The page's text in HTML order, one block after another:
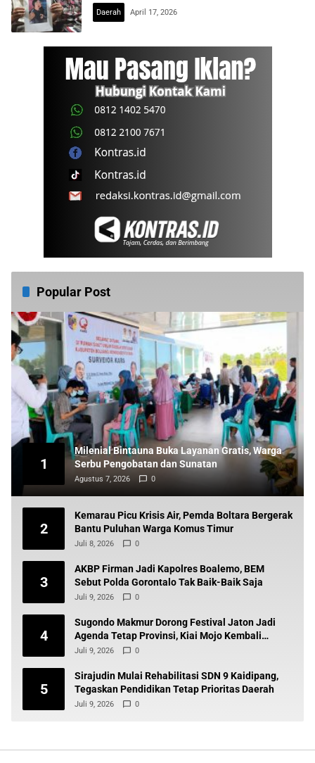
Daerah April 17, 2026
Popular Post
1
Milenial Bintauna Buka Layanan Gratis, Warga
Serbu Pengobatan dan Sunatan
Agustus 7, 2026 0
2
Kemarau Picu Krisis Air, Pemda Boltara Bergerak
Bantu Puluhan Warga Komus Timur
Juli 8, 2026 0
3
AKBP Firman Jadi Kapolres Boalemo, BEM
Sebut Polda Gorontalo Tak Baik-Baik Saja
Juli 9, 2026 0
4
Sugondo Makmur Dorong Festival Jaton Jadi
Agenda Tetap Provinsi, Kiai Mojo Kembali
Disuarakan
Juli 9, 2026 0
5
Sirajudin Mulai Rehabilitasi SDN 9 Kaidipang,
Tegaskan Pendidikan Tetap Prioritas Daerah
Juli 9, 2026 0